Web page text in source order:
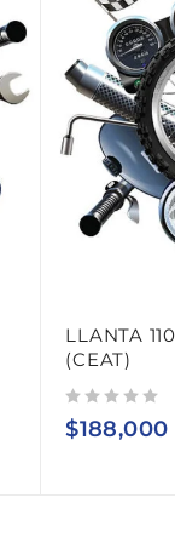
LLANTA
(CEAT)
$188,000